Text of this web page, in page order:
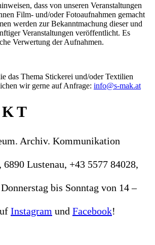
dass von unseren Veranstaltungen
Film- und/oder Fotoaufnahmen gemacht
werden zur Bekanntmachung dieser und
Veranstaltungen veröffentlicht. Es
Verwertung der Aufnahmen.
das Thema Stickerei und/oder Textilien
wir gerne auf Anfrage: info@s‑mak.at
Archiv. Kommunikation
6890 Lustenau, +43 5577 84028,
bis Sonntag von 14 –
Instagram und Facebook!